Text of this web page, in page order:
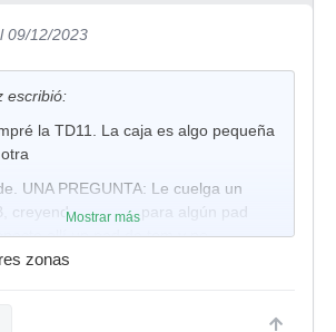
09/12/2023
escribió:
la TD11. La caja es algo pequeña
UNA PREGUNTA: Le cuelga un
creyendo que era para algún pad
allí un pad de tom y no
un Pad de plato y tampoco
Mostrar más
zonas